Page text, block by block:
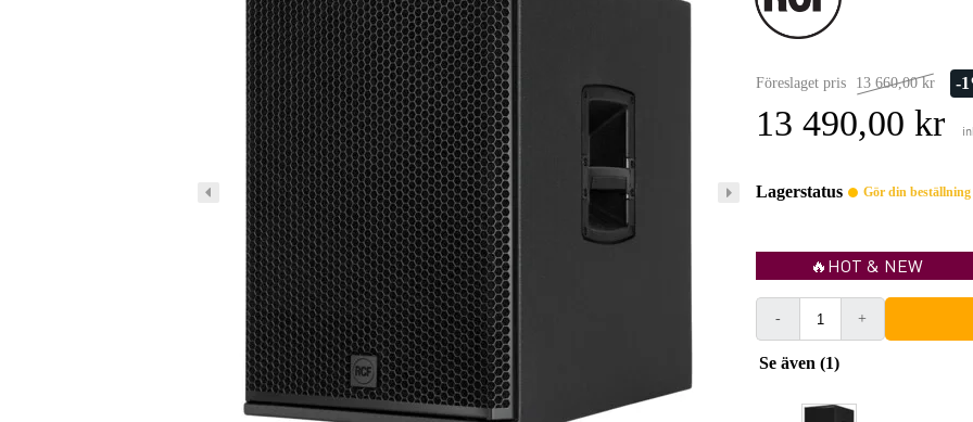
Föreslaget pris 13 660,00 kr -
13 490,00 kr
Lagerstatus Gör din
🔥HOT & NEW
- +
Se även (1)